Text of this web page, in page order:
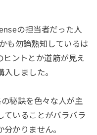
の担当者だった人
も勿論熟知しているは
ヒントとか道筋が見え
しました。
秘訣を色々な人が主
ていることがバラバラ
かりません。